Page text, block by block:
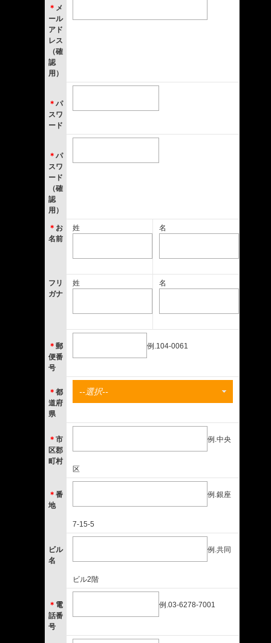
＊ メ
ール
アド
レス
（確
認
用）
＊ パ
スワ
ード
＊ パ
スワ
ード
（確
認
用）
＊ お
名前
姓 名
フリ
ガナ
姓 名
＊ 郵
便番
号
例.104-0061
＊ 都
道府
県
--選択--
＊ 市
区郡
町村
例.中央
区
＊ 番
地
例.銀座
7-15-5
ビル
名
例.共同
ビル2階
＊ 電
話番
号
例.03-6278-7001